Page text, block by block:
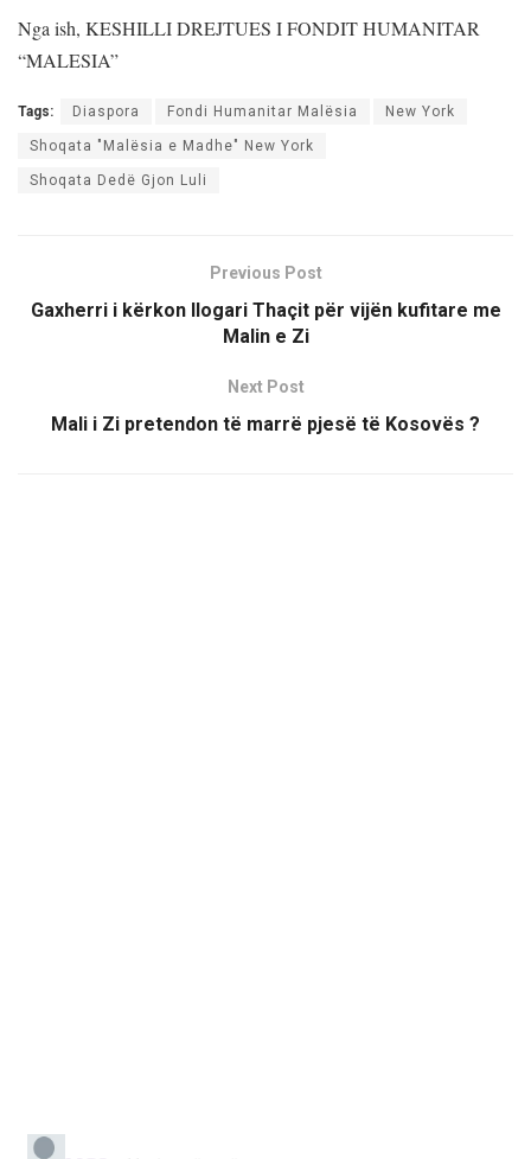
Nga ish, KESHILLI DREJTUES I FONDIT HUMANITAR
“MALESIA”
Tags: Diaspora Fondi Humanitar Malësia New York
Shoqata "Malësia e Madhe" New York
Shoqata Dedë Gjon Luli
Previous Post
Gaxherri i kërkon llogari Thaçit për vijën kufitare me
Malin e Zi
Next Post
Mali i Zi pretendon të marrë pjesë të Kosovës ?